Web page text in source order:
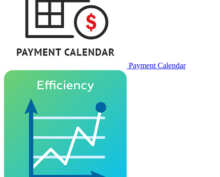
Payment Calendar